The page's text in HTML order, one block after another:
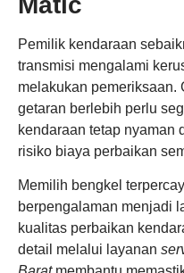
Pemilik kendaraan
transmisi mengalami
melakukan pemeriksaan.
getaran berlebih perlu
kendaraan tetap nyaman
risiko biaya perbaikan
Memilih bengkel
berpengalaman menjadi
kualitas perbaikan
detail melalui layanan